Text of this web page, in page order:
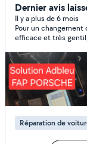
Dernier avis
Il y a plus de 6 mois
Pour un changement
efficace et très
Réparation de